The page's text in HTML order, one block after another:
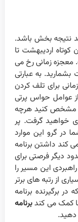
نتیجه بخش باشد.
کوتاه اردیبهشت تا
زمانی رخ می
بشمارید. به عبارتی
برای تلف کردن
عوامل حواس پرتی
مشخص کنید هرچه
خواهید گرفت. پر
در گرو این موارد
کند داشتن برنامه
دیگر فرصتی برای
این مسیر را
از رتبه های برتر
که در برگیرنده برنامه
کمک می کندبرنامه
دهید.